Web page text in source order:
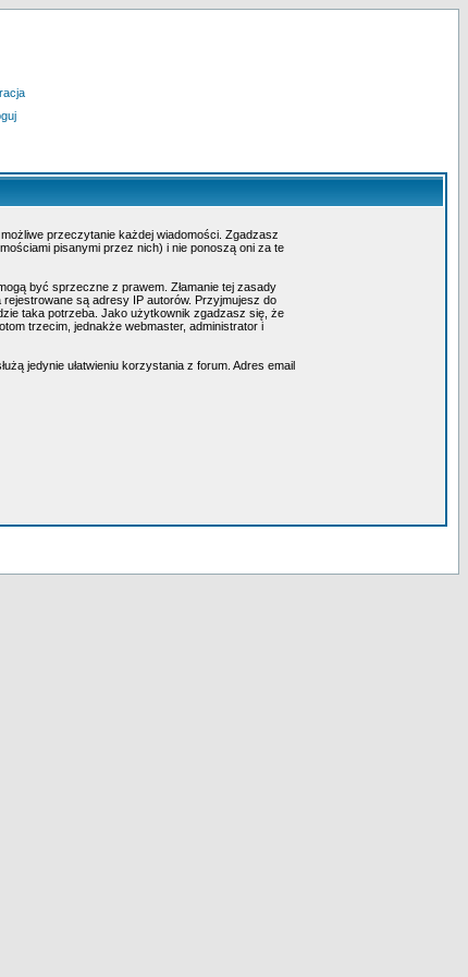
przeczytanie każdej wiadomości. Zgadzasz
pisanymi przez nich) i nie ponoszą oni za te
być sprzeczne z prawem. Złamanie tej zasady
są adresy IP autorów. Przyjmujesz do
taka potrzeba. Jako użytkownik zgadzasz się, że
trzecim, jednakże webmaster, administrator i
jedynie ułatwieniu korzystania z forum. Adres email